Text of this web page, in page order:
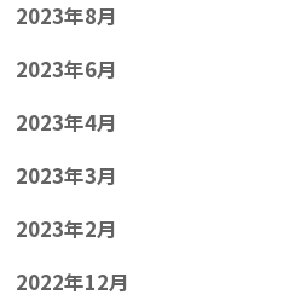
2023年8月
2023年6月
2023年4月
2023年3月
2023年2月
2022年12月